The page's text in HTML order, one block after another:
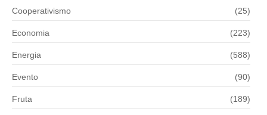
Cooperativismo (25)
Economia (223)
Energia (588)
Evento (90)
Fruta (189)